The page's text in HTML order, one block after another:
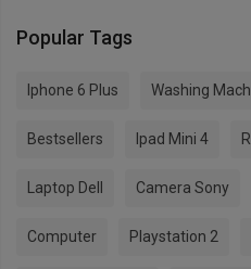
Popular Tags
Iphone 6 Plus Washing
Bestsellers Ipad Mini 4
Laptop Dell Camera Sony
Computer Playstation 2